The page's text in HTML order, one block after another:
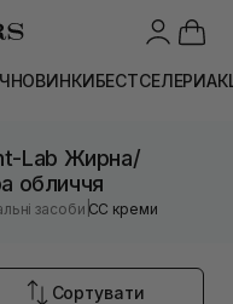
НОВИНКИБЕСТСЕЛЕРИ
Lab Жирна/
обличчя
засоби |CC креми
Сортувати